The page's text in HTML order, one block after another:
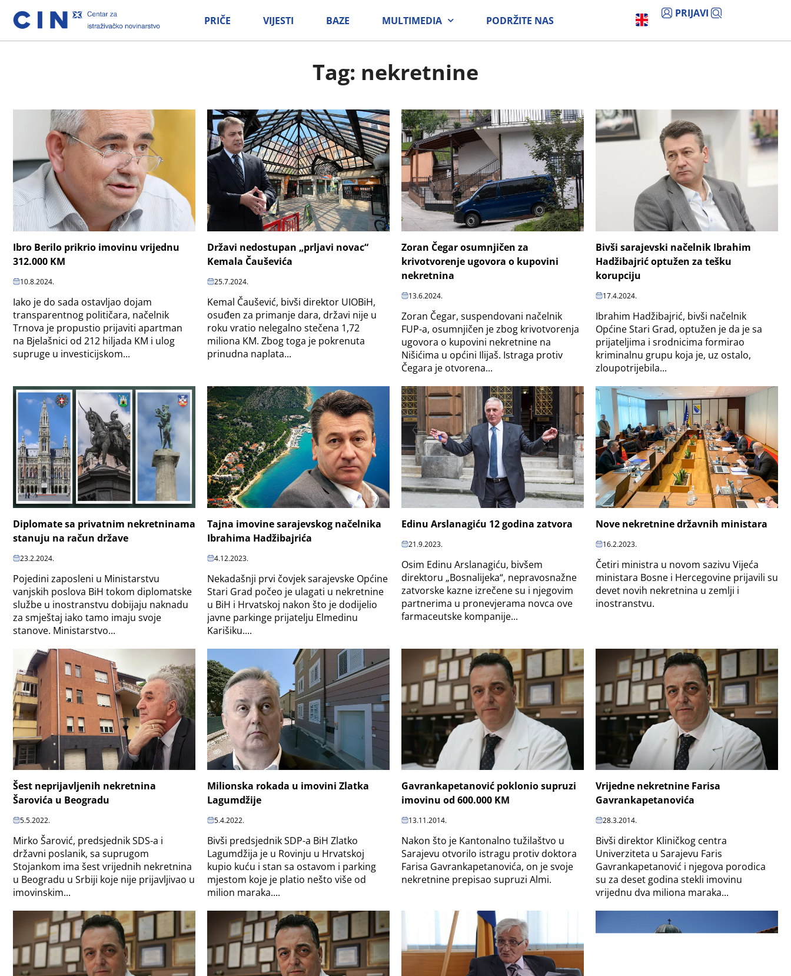
PRIČE VIJESTI BAZE MULTIMEDIA PODRŽITE NAS
PRIJAVI
Tag: nekretnine
Ibro Berilo prikrio imovinu vrijednu
312.000 KM
10.8.2024.
Iako je do sada ostavljao dojam
transparentnog političara, načelnik
Trnova je propustio prijaviti apartman
na Bjelašnici od 212 hiljada KM i ulog
supruge u investicijskom...
Državi nedostupan „prljavi novac“
Kemala Čauševića
25.7.2024.
Kemal Čaušević, bivši direktor UIOBiH,
osuđen za primanje dara, državi nije u
roku vratio nelegalno stečena 1,72
miliona KM. Zbog toga je pokrenuta
prinudna naplata...
Zoran Čegar osumnjičen za
krivotvorenje ugovora o kupovini
nekretnina
13.6.2024.
Zoran Čegar, suspendovani načelnik
FUP-a, osumnjičen je zbog krivotvorenja
ugovora o kupovini nekretnine na
Nišićima u općini Ilijaš. Istraga protiv
Čegara je otvorena...
Bivši sarajevski načelnik Ibrahim
Hadžibajrić optužen za tešku
korupciju
17.4.2024.
Ibrahim Hadžibajrić, bivši načelnik
Općine Stari Grad, optužen je da je sa
prijateljima i srodnicima formirao
kriminalnu grupu koja je, uz ostalo,
zloupotrijebila...
Diplomate sa privatnim nekretninama
stanuju na račun države
23.2.2024.
Pojedini zaposleni u Ministarstvu
vanjskih poslova BiH tokom diplomatske
službe u inostranstvu dobijaju naknadu
za smještaj iako tamo imaju svoje
stanove. Ministarstvo...
Tajna imovine sarajevskog načelnika
Ibrahima Hadžibajrića
4.12.2023.
Nekadašnji prvi čovjek sarajevske Općine
Stari Grad počeo je ulagati u nekretnine
u BiH i Hrvatskoj nakon što je dodijelio
javne parkinge prijatelju Elmedinu
Karišiku....
Edinu Arslanagiću 12 godina zatvora
21.9.2023.
Osim Edinu Arslanagiću, bivšem
direktoru „Bosnalijeka“, nepravosnažne
zatvorske kazne izrečene su i njegovim
partnerima u pronevjerama novca ove
farmaceutske kompanije...
Nove nekretnine državnih ministara
16.2.2023.
Četiri ministra u novom sazivu Vijeća
ministara Bosne i Hercegovine prijavili su
devet novih nekretnina u zemlji i
inostranstvu.
Šest neprijavljenih nekretnina
Šarovića u Beogradu
5.5.2022.
Mirko Šarović, predsjednik SDS-a i
državni poslanik, sa suprugom
Stojankom ima šest vrijednih nekretnina
u Beogradu u Srbiji koje nije prijavljivao u
imovinskim...
Milionska rokada u imovini Zlatka
Lagumdžije
5.4.2022.
Bivši predsjednik SDP-a BiH Zlatko
Lagumdžija je u Rovinju u Hrvatskoj
kupio kuću i stan sa ostavom i parking
mjestom koje je platio nešto više od
milion maraka....
Gavrankapetanović poklonio supruzi
imovinu od 600.000 KM
13.11.2014.
Nakon što je Kantonalno tužilaštvo u
Sarajevu otvorilo istragu protiv doktora
Farisa Gavrankapetanovića, on je svoje
nekretnine prepisao supruzi Almi.
Vrijedne nekretnine Farisa
Gavrankapetanovića
28.3.2014.
Bivši direktor Kliničkog centra
Univerziteta u Sarajevu Faris
Gavrankapetanović i njegova porodica
su za deset godina stekli imovinu
vrijednu dva miliona maraka...